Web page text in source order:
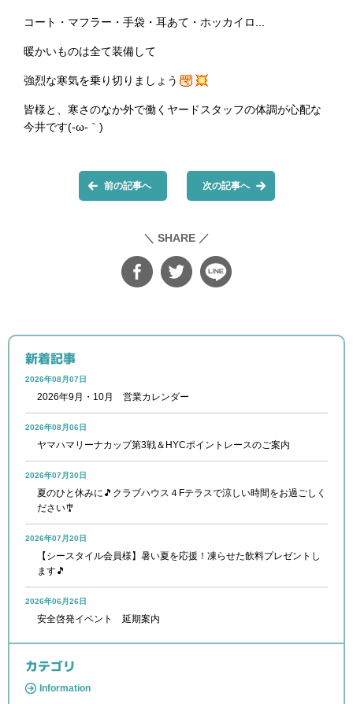
コート・マフラー・手袋・耳あて・ホッカイロ...
暖かいものは全て装備して
強烈な寒気を乗り切りましょう
皆様と、寒さのなか外で働くヤードスタッフの体調が心配な
今井です(-ω-｀)
前の記事へ 次の記事へ
＼ SHARE ／
新着記事
2026年08月07日
2026年9月・10月 営業カレンダー
2026年08月06日
ヤマハマリーナカップ第3戦＆HYCポイントレースのご案内
2026年07月30日
夏のひと休みに🎵クラブハウス４Fテラスで涼しい時間をお過ごしく
ださい🎐
2026年07月20日
【シースタイル会員様】暑い夏を応援！凍らせた飲料プレゼントし
ます🎵
2026年06月26日
安全啓発イベント 延期案内
カテゴリ
Information